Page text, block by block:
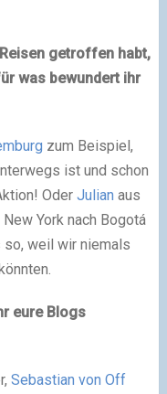
getroffen habt,
was bewundert ihr
zum Beispiel,
ist und schon
Oder Julian aus
York nach Bogotá
weil wir niemals
eure Blogs
Sebastian von Off